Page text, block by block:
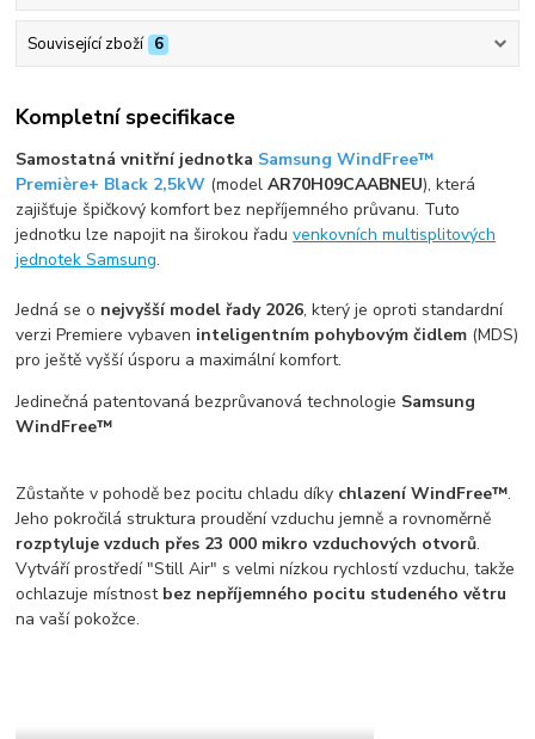
Související zboží 6
Kompletní specifikace
Samostatná vnitřní jednotka Samsung WindFree™
Première+ Black 2,5kW (modelAR70H09CAABNEU), která
zajišťuje špičkový komfort bez nepříjemného průvanu. Tuto
jednotku lze napojit na širokou řaduvenkovních multisplitových
jednotek Samsung.
Jedná se o nejvyšší model řady 2026, který je oproti standardní
verzi Premiere vybaven inteligentním pohybovým čidlem (MDS)
pro ještě vyšší úsporu a maximální komfort.
Jedinečná patentovaná bezprůvanová technologie Samsung
WindFree™
Zůstaňte v pohodě bez pocitu chladu díky chlazení WindFree™.
Jeho pokročilá struktura proudění vzduchu jemně a rovnoměrně
rozptyluje vzduch přes 23 000 mikro vzduchových otvorů.
Vytváří prostředí "Still Air" s velmi nízkou rychlostí vzduchu, takže
ochlazuje místnost bez nepříjemného pocitu studeného větru
na vaší pokožce.